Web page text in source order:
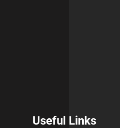
Useful Links